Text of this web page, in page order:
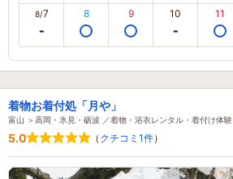
8/7 8 9 10 11
着物お着付処「月や」
富山 ＞高岡・氷見・砺波 ／着物・浴衣レンタル・着付け体験
5.0 （ クチコミ1件）